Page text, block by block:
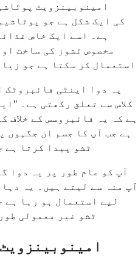
امینوبینزویٹ
ہے۔ اسے ایک خاص
مخصوص ٹشوز کی ساخت
استعمال کر سکتا ہے جو
یہ دوا اینٹی فائبروٹک
کلاس سے تعلق رکھتی ہے۔
ہے کہ یہ فائبروسس کے خلاف
ہے جب آپ کا جسم ان جگہوں
ٹشو پیدا کرتا ہے
آپ کو عام طور پر یہ دوا
آپ منہ سے لیتے ہیں۔ یہ
لیے استعمال ہو رہا ہے
ٹشو غیر معمولی